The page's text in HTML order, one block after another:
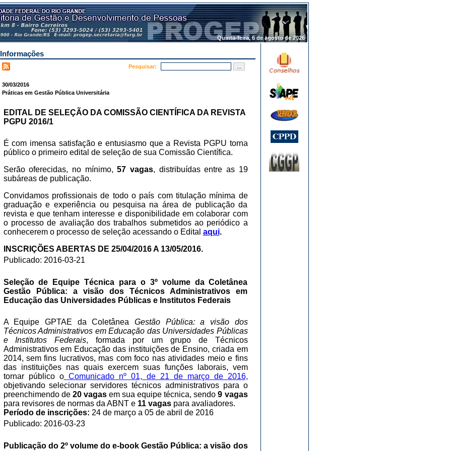
Quinta-feira, 6 de agosto de 2026.
Informações
Pesquisar:
30/03/2016
Práticas em Gestão Pública Universitária
EDITAL DE SELEÇÃO DA COMISSÃO CIENTÍFICA DA REVISTA
PGPU 2016/1
É com imensa satisfação e entusiasmo que a Revista PGPU torna
público o primeiro edital de seleção de sua Comissão Científica.
Serão oferecidas, no mínimo,57 vagas, distribuídas entre as 19
subáreas de publicação.
Convidamos profissionais de todo o país com titulação mínima de
graduação e experiência ou pesquisa na área de publicação da
revista e que tenham interesse e disponibilidade em colaborar com
o processo de avaliação dos trabalhos submetidos ao periódico a
conhecerem o processo de seleção acessando o Edital aqui.
INSCRIÇÕES ABERTAS DE 25/04/2016 A 13/05/2016.
Publicado: 2016-03-21
Seleção de Equipe Técnica para o 3º volume da Coletânea
Gestão Pública: a visão dos Técnicos Administrativos em
Educação das Universidades Públicas e Institutos Federais
A Equipe GPTAE da Coletânea Gestão Pública: a visão dos
Técnicos Administrativos em Educação das Universidades Públicas
e Institutos Federais, formada por um grupo de Técnicos
Administrativos em Educação das instituições de Ensino, criada em
2014, sem fins lucrativos, mas com foco nas atividades meio e fins
das instituições nas quais exercem suas funções laborais, vem
tornar público oComunicado nº 01, de 21 de março de 2016,
objetivando selecionar servidores técnicos administrativos para o
preenchimendo de 20 vagasem sua equipe técnica, sendo9 vagas
para revisores de normas da ABNT e 11 vagaspara avaliadores.
Período de inscrições: 24 de março a 05 de abril de 2016
Publicado: 2016-03-23
Publicação do 2º volume do e-book Gestão Pública: a visão dos